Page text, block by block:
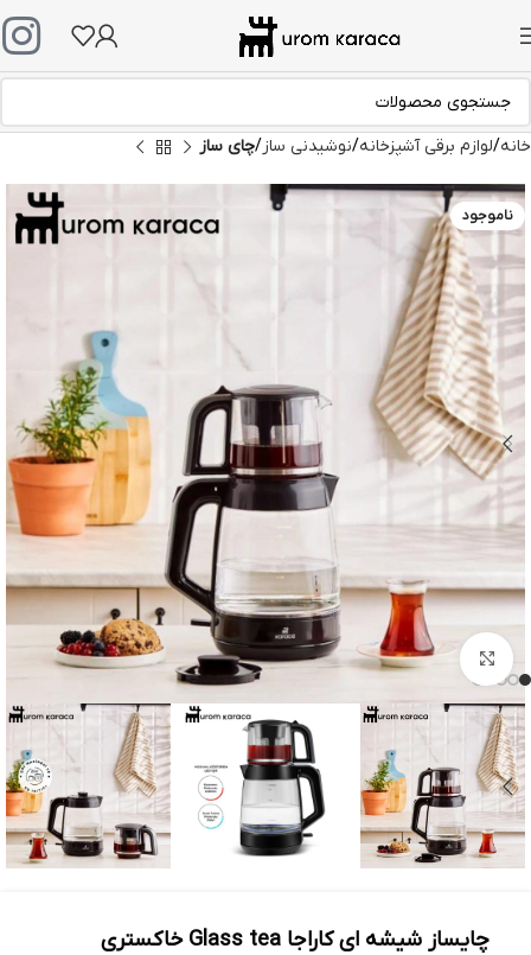
خانه لوازم برقی آشپزخانه نوشیدنی ساز چای ساز
ناموجود
بزرگنمایی تصویر
چایساز شیشه‌ ای کاراجا Glass tea خاکستری